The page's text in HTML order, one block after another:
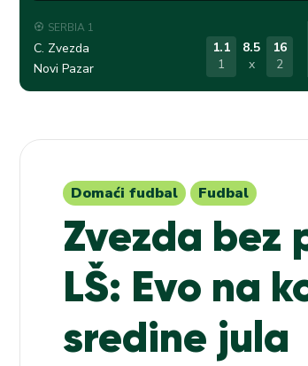
SERBIA 1
C. Zvezda
Novi Pazar
1.1
1
8.5
x
16
2
Domaći fudbal Fudbal
Zvezda bez
LŠ: Evo na
sredine jula